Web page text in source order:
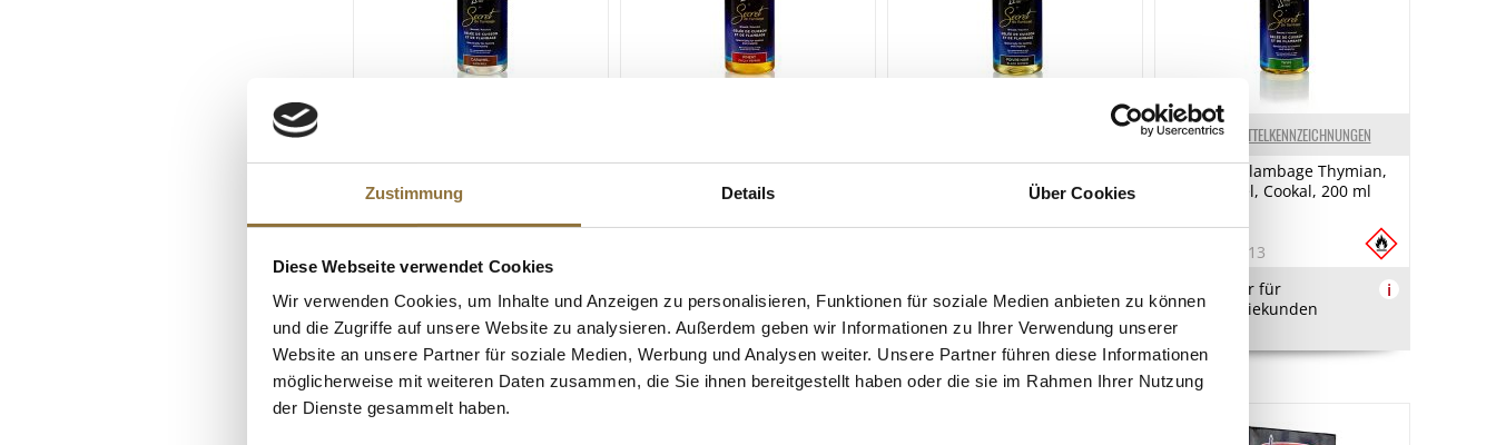
Zustimmung Details Über Cookies
Diese Webseite verwendet Cookies
Wir verwenden Cookies, um Inhalte und Anzeigen zu personalisieren, Funktionen für soziale Medien anbieten zu können
und die Zugriffe auf unsere Website zu analysieren. Außerdem geben wir Informationen zu Ihrer Verwendung unserer
Website an unsere Partner für soziale Medien, Werbung und Analysen weiter. Unsere Partner führen diese Informationen
möglicherweise mit weiteren Daten zusammen, die Sie ihnen bereitgestellt haben oder die sie im Rahmen Ihrer Nutzung
der Dienste gesammelt haben.
Secret de Flambage Karamell,
Flambiergel, Cookal, 200 ml
Gastronomiekunden
verfügbar.
Secret de Flambage Chili u.
Knoblauch, Flambiergel,
Gastronomiekunden
verfügbar.
Secret de Flambage Poivre
Noire (schwarzer Pfeffer),
Gastronomiekunden
verfügbar.
LEBENSMITTELKENNZEICHNUNGEN
Secret de Flambage Thymian,
Flambiergel, Cookal, 200 ml
Art.Nr.:52313
Produkt nur für
Gastronomiekunden
verfügbar.
i